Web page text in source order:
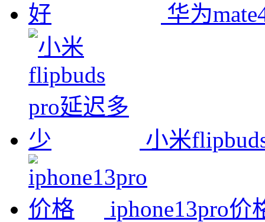
华为
小米
iphone13pro价